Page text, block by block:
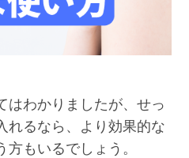
はわかりましたが、せっ
れるなら、より効果的な
もいるでしょう。